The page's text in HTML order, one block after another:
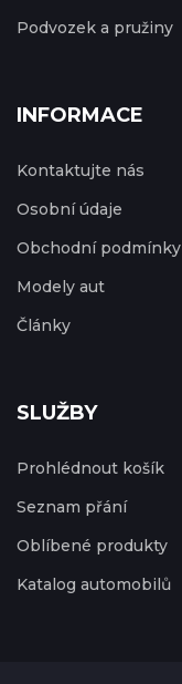
Podvozek a pružiny
INFORMACE
Kontaktujte nás
Osobní údaje
Obchodní podmínky
Modely aut
Články
SLUŽBY
Prohlédnout košík
Seznam přání
Oblíbené produkty
Katalog automobilů